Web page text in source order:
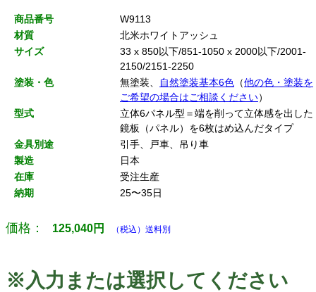
商品番号
W9113
材質
北米ホワイトアッシュ
サイズ
33 x 850以下/851-1050 x 2000以下/2001-
2150/2151-2250
塗装・色
無塗装、 自然塗装基本6色 （他の色・塗装を
ご希望の場合はご相談ください）
型式
立体6パネル型＝端を削って立体感を出した
鏡板（パネル）を6枚はめ込んだタイプ
金具別途
引手、戸車、吊り車
製造
日本
在庫
受注生産
納期
25〜35日
価格： 125,040円 （税込）送料別
※入力または選択してください